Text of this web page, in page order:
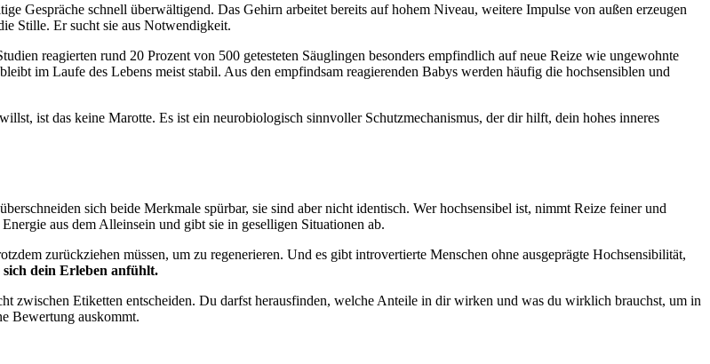
Gespräche schnell überwältigend. Das Gehirn arbeitet bereits auf hohem Niveau, weitere Impulse von außen erzeugen
Stille. Er sucht sie aus Notwendigkeit.
reagierten rund 20 Prozent von 500 getesteten Säuglingen besonders empfindlich auf neue Reize wie ungewohnte
im Laufe des Lebens meist stabil. Aus den empfindsam reagierenden Babys werden häufig die hochsensiblen und
ist das keine Marotte. Es ist ein neurobiologisch sinnvoller Schutzmechanismus, der dir hilft, dein hohes inneres
sich beide Merkmale spürbar, sie sind aber nicht identisch. Wer hochsensibel ist, nimmt Reize feiner und
aus dem Alleinsein und gibt sie in geselligen Situationen ab.
zurückziehen müssen, um zu regenerieren. Und es gibt introvertierte Menschen ohne ausgeprägte Hochsensibilität,
dein Erleben anfühlt.
zwischen Etiketten entscheiden. Du darfst herausfinden, welche Anteile in dir wirken und was du wirklich brauchst, um in
Bewertung auskommt.